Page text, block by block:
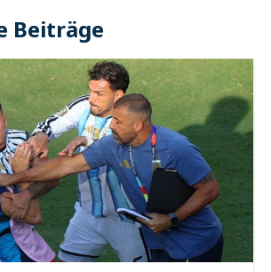
Beiträge